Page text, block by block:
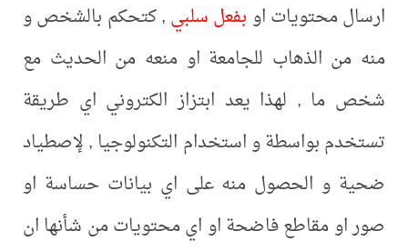
ارسال محتويات او بفعل سلبي, كتحكم بالشخص و
منه من الذهاب للجامعة او منعه من الحديث مع
شخص ما , لهذا يعد ابتزاز الكتروني اي طريقة
تستخدم بواسطة و استخدام التكنولوجيا , لإصطياد
ضحية و الحصول منه على اي بيانات حساسة او
صور او مقاطع فاضحة او اي محتويات من شأنها ان